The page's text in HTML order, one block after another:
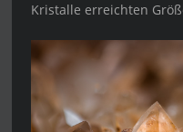
Kristalle erreichten